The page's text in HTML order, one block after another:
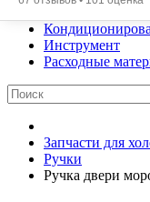
Запчасти для
Инструмент
Расходные
Запчасти для
Ручки
Ручка двери